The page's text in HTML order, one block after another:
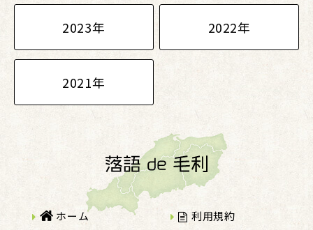
2023年 2022年
2021年
ホーム 利用規約